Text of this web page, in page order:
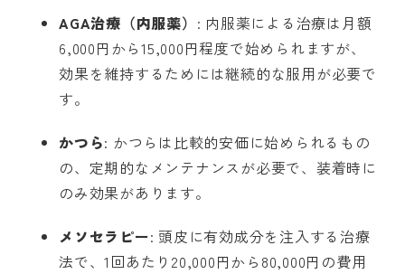
AGA治療（内服薬） : 内服薬による治療は月額
6,000円から15,000円程度で始められますが、
効果を維持するためには継続的な服用が必要で
す。
かつら: かつらは比較的安価に始められるもの
の、定期的なメンテナンスが必要で、装着時に
のみ効果があります。
メソセラピー: 頭皮に有効成分を注入する治療
法で、1回あたり20,000円から80,000円の費用